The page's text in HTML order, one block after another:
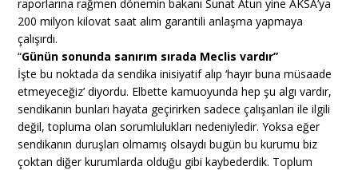
raporlarına rağmen dönemin bakanı Sunat Atun yine AKSA’ya
200 milyon kilovat saat alım garantili anlaşma yapmaya
çalışırdı.
“Günün sonunda sanırım sırada Meclis vardır”
İşte bu noktada da sendika inisiyatif alıp ‘hayır buna müsaade
etmeyeceğiz’ diyordu. Elbette kamuoyunda hep şu algı vardır,
sendikanın bunları hayata geçirirken sadece çalışanları ile ilgili
değil, topluma olan sorumlulukları nedeniyledir. Yoksa eğer
sendikanın duruşları olmamış olsaydı bugün bu kurumu biz
çoktan diğer kurumlarda olduğu gibi kaybederdik. Toplum